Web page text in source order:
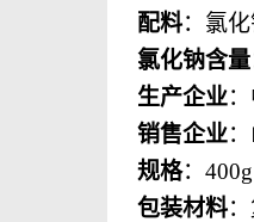
配料：氯
氯化钠含量
生产企业
销售企业
规格： 400g
包装材料